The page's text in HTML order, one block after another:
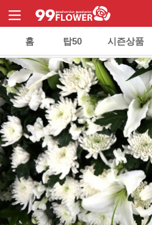
홈 탑50 시즌상품